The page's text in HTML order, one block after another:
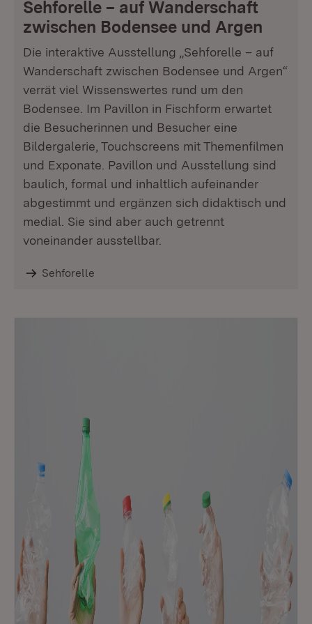
Sehforelle – auf Wanderschaft
zwischen Bodensee und Argen
Die interaktive Ausstellung „Sehforelle – auf
Wanderschaft zwischen Bodensee und Argen“
verrät viel Wissenswertes rund um den
Bodensee. Im Pavillon in Fischform erwartet
die Besucherinnen und Besucher eine
Bildergalerie, Touchscreens mit Themenfilmen
und Exponate. Pavillon und Ausstellung sind
baulich, formal und inhaltlich aufeinander
abgestimmt und ergänzen sich didaktisch und
medial. Sie sind aber auch getrennt
voneinander ausstellbar.
Sehforelle